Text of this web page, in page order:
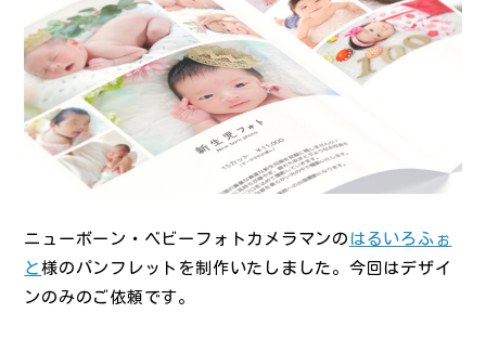
ニューボーン・ベビーフォトカメラマンの はるいろふぉ
と様のパンフレットを制作いたしました。今回はデザイ
ンのみのご依頼です。